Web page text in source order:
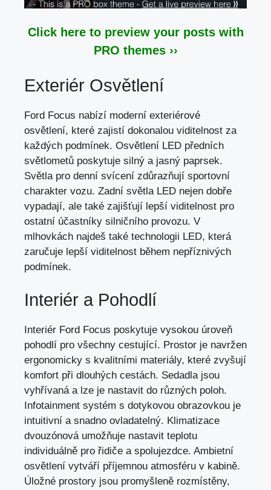
Click here to preview your posts with
PRO themes ››
Exteriér Osvětlení
Ford Focus nabízí moderní exteriérové
osvětlení, které zajistí dokonalou viditelnost za
každých podmínek. Osvětlení LED předních
světlometů poskytuje silný a jasný paprsek.
Světla pro denní svícení zdůrazňují sportovní
charakter vozu. Zadní světla LED nejen dobře
vypadají, ale také zajišťují lepší viditelnost pro
ostatní účastníky silničního provozu. V
mlhovkách najdeš také technologii LED, která
zaručuje lepší viditelnost během nepříznivých
podmínek.
Interiér a Pohodlí
Interiér Ford Focus poskytuje vysokou úroveň
pohodlí pro všechny cestující. Prostor je navržen
ergonomicky s kvalitními materiály, které zvyšují
komfort při dlouhých cestách. Sedadla jsou
vyhřívaná a lze je nastavit do různých poloh.
Infotainment systém s dotykovou obrazovkou je
intuitivní a snadno ovladatelný. Klimatizace
dvouzónová umožňuje nastavit teplotu
individuálně pro řidiče a spolujezdce. Ambietní
osvětlení vytváří příjemnou atmosféru v kabině.
Úložné prostory jsou promyšleně rozmístěny,